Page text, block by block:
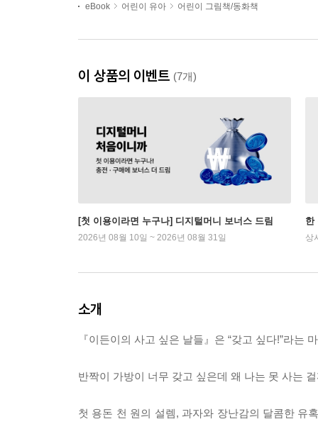
eBook 어린이 유아 어린이 그림책/동화책
이 상품의 이벤트 (7개)
[첫 이용이라면 누구나] 디지털머니 보너스 드림
2026년 08월 10일 ~ 2026년 08월 31일
한
상
소개
『이든이의 사고 싶은 날들』은 “갖고 싶다!”라
반짝이 가방이 너무 갖고 싶은데 왜 나는 못 사는
첫 용돈 천 원의 설렘, 과자와 장난감의 달콤한 유